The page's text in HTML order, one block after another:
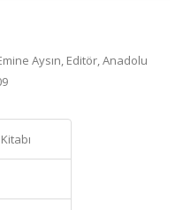
Aysın, Editör, Anadolu